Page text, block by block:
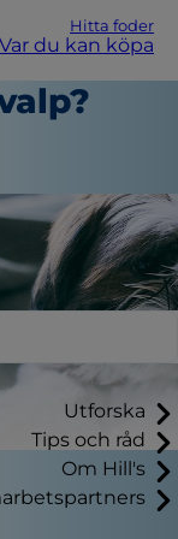
Hitta foder
Var du kan köpa
Utforska
Tips och råd
Om Hill's